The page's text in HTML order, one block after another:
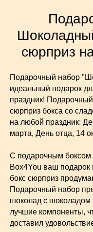
сюрприз
Подарочный набор
идеальный подарок
праздник!
сюрприз бокса со
на любой праздник:
марта, День отца, 14
С подарочным
Box4You ваш
бокс сюрприз
Подарочный набор
шоколад с
лучшие компоненты,
доставил